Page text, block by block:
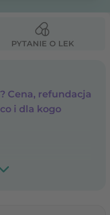
PYTANIE O LEK
Cena, refundacja
i dla kogo